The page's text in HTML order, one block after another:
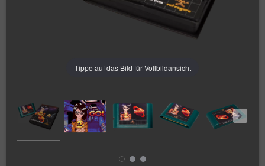
Tippe auf das Bild für Vollbildansicht